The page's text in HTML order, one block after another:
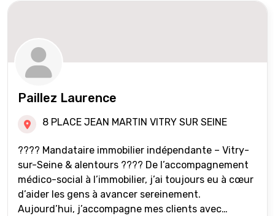
Paillez Laurence
8 PLACE JEAN MARTIN VITRY SUR SEINE
???? Mandataire immobilier indépendante – Vitry-
sur-Seine & alentours ???? De l’accompagnement
médico-social à l’immobilier, j’ai toujours eu à cœur
d’aider les gens à avancer sereinement.
Aujourd’hui, j’accompagne mes clients avec